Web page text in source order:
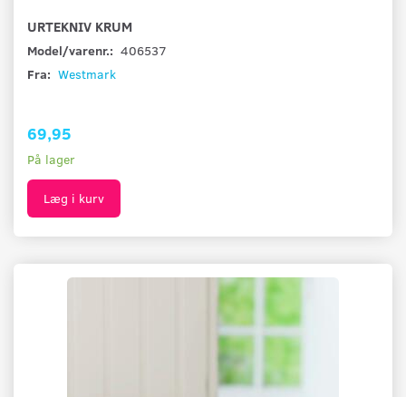
URTEKNIV KRUM
Model/varenr.: 406537
Fra: Westmark
69,95
På lager
Læg i kurv